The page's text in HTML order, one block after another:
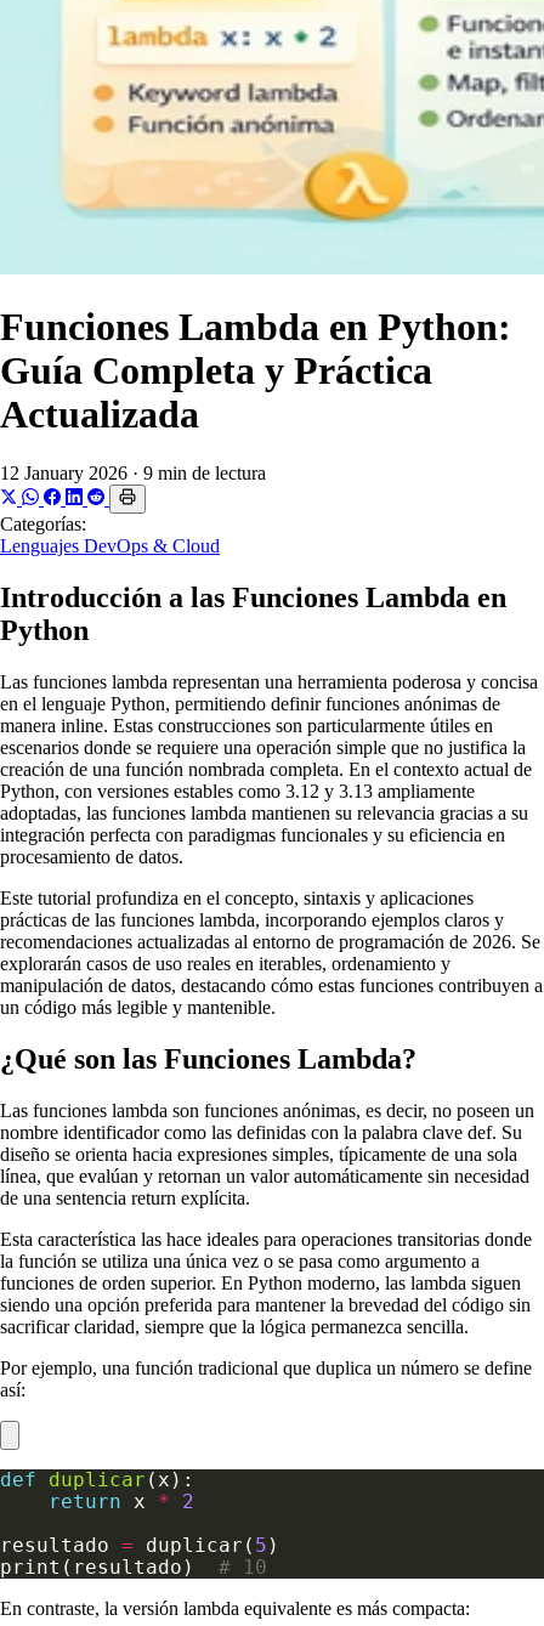
Funciones Lambda en Python:
Guía Completa y Práctica
Actualizada
12 January 2026 · 9 min de lectura
Categorías:
Lenguajes DevOps & Cloud
Introducción a las Funciones Lambda en
Python
Las funciones lambda representan una herramienta poderosa y concisa
en el lenguaje Python, permitiendo definir funciones anónimas de
manera inline. Estas construcciones son particularmente útiles en
escenarios donde se requiere una operación simple que no justifica la
creación de una función nombrada completa. En el contexto actual de
Python, con versiones estables como 3.12 y 3.13 ampliamente
adoptadas, las funciones lambda mantienen su relevancia gracias a su
integración perfecta con paradigmas funcionales y su eficiencia en
procesamiento de datos.
Este tutorial profundiza en el concepto, sintaxis y aplicaciones
prácticas de las funciones lambda, incorporando ejemplos claros y
recomendaciones actualizadas al entorno de programación de 2026. Se
explorarán casos de uso reales en iterables, ordenamiento y
manipulación de datos, destacando cómo estas funciones contribuyen a
un código más legible y mantenible.
¿Qué son las Funciones Lambda?
Las funciones lambda son funciones anónimas, es decir, no poseen un
nombre identificador como las definidas con la palabra clave def. Su
diseño se orienta hacia expresiones simples, típicamente de una sola
línea, que evalúan y retornan un valor automáticamente sin necesidad
de una sentencia return explícita.
Esta característica las hace ideales para operaciones transitorias donde
la función se utiliza una única vez o se pasa como argumento a
funciones de orden superior. En Python moderno, las lambda siguen
siendo una opción preferida para mantener la brevedad del código sin
sacrificar claridad, siempre que la lógica permanezca sencilla.
Por ejemplo, una función tradicional que duplica un número se define
así:
def duplicar
return x *
2
resultado = duplicar( 5
print(resultado) # 10
En contraste, la versión lambda equivalente es más compacta: